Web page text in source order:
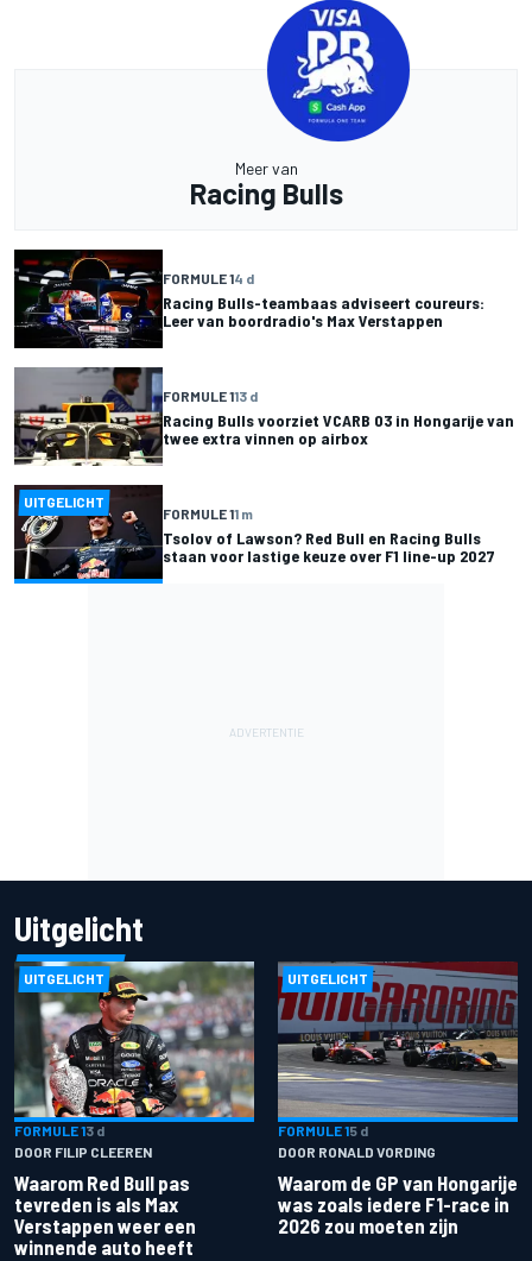
Meer van
Racing Bulls
FORMULE 14 d
Racing Bulls-teambaas adviseert coureurs:
Leer van boordradio's Max Verstappen
FORMULE 113 d
Racing Bulls voorziet VCARB 03 in Hongarije van
twee extra vinnen op airbox
UITGELICHT
FORMULE 11 m
Tsolov of Lawson? Red Bull en Racing Bulls
staan voor lastige keuze over F1 line-up 2027
Uitgelicht
UITGELICHT
FORMULE 13 d
DOOR FILIP CLEEREN
Waarom Red Bull pas
tevreden is als Max
Verstappen weer een
winnende auto heeft
UITGELICHT
FORMULE 15 d
DOOR RONALD VORDING
Waarom de GP van Hongarije
was zoals iedere F1-race in
2026 zou moeten zijn